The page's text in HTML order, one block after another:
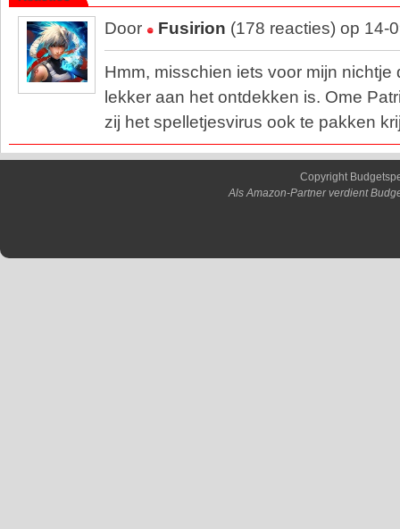
Door Fusirion (178 reacties) op 14-
Hmm, misschien iets voor mijn nichtje
lekker aan het ontdekken is. Ome
zij het spelletjesvirus ook te pakken
Copyright
Als Amazon-Partner verdient